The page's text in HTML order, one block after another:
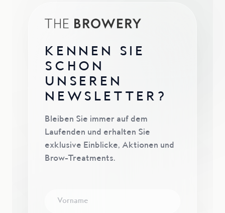
KENNEN SIE
SCHON
UNSEREN
NEWSLETTER?
Bleiben Sie immer auf dem
Laufenden und erhalten Sie
exklusive Einblicke, Aktionen und
Brow-Treatments.